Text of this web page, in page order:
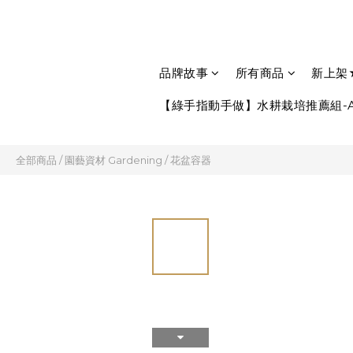
品牌故事 所有商品 新上
【綠手指動手做】水耕栽培推薦
全部商品 /園藝資材 Gardening /花盆容器